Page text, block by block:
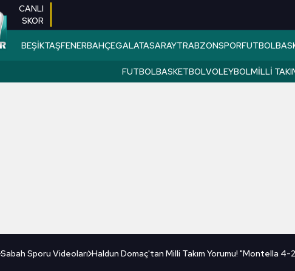
CANLI
SKOR
BEŞİKTAŞFENERBAHÇEGALATASARAYTRABZONSPORFUTBOL
FUTBOLBASKETBOLVOLEYBOLMILLI
Sabah Sporu Videoları Haldun Domaç'tan Milli Takım Yorumu! "Montella